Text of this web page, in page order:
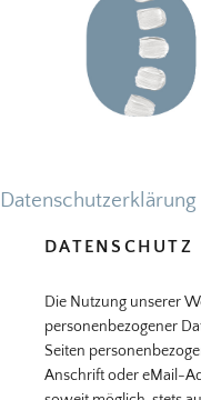
Datenschutzerklärung
DATENSCHUTZ
Die Nutzung unserer
personenbezogener
Seiten
Anschrift oder eMail-